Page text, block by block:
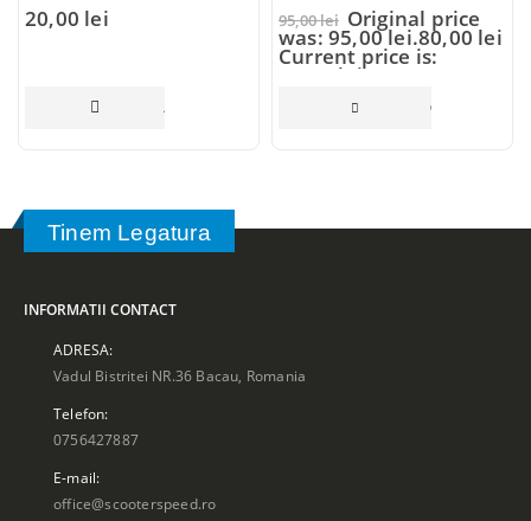
20,00 lei
ADAUGĂ ÎN COȘ
95,00lei Original price
was: 95,00 lei.80,00 lei
Current price is:
80,00 lei.
CITEȘTE MAI
Tinem Legatura
INFORMATII CONTACT
ADRESA:
Vadul Bistritei NR.36 Bacau, Romania
Telefon:
0756427887
E-mail:
office@scooterspeed.ro